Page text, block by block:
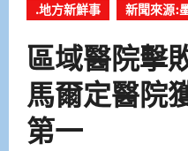
.地方新鮮事 新聞來源:
區域醫院擊
馬爾定醫院
第一